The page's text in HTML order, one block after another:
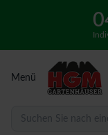
Menü
Suchen Sie nach